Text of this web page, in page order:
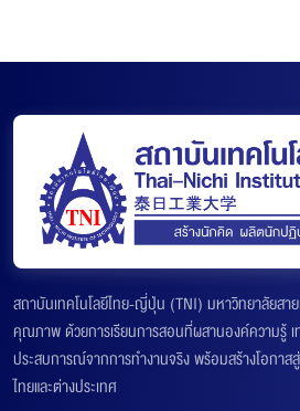
สถาบันเทคโนโลยีไทย-ญี่ปุ่น (TNI) มหาวิทยาลัยส
คุณภาพ ด้วยการเรียนการสอนที่ผสานองค์ความรู้
ประสบการณ์จากการทำงานจริง พร้อมสร้างโอกาส
ไทยและต่างประเทศ